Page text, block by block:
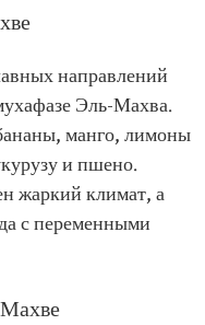
направлений
Эль-Махва.
манго, лимоны
и пшено.
жаркий климат, а
с переменными
Махве